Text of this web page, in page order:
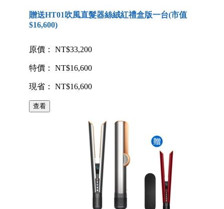
贈送HT01吹風直髮器絲絨紅禮盒版一台(市值
$16,600)
原價： NT$33,200
特價： NT$16,600
現省： NT$16,600
查看